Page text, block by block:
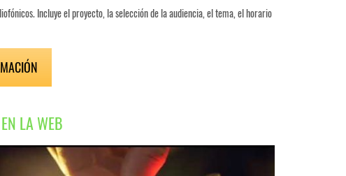
Incluye el proyecto, la selección de la audiencia, el tema, el horario
LA WEB